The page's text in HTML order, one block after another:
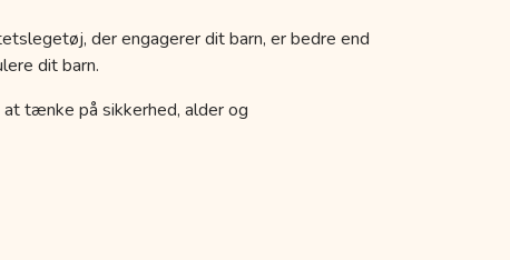
der engagerer dit barn, er bedre end
dit barn.
tænke på sikkerhed, alder og